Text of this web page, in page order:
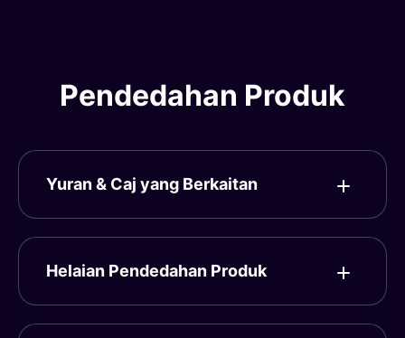
Pendedahan Produk
Yuran & Caj yang Berkaitan
Helaian Pendedahan Produk